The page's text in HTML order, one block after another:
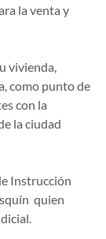
la venta y
vivienda,
como punto de
con la
la ciudad
Instrucción
quien